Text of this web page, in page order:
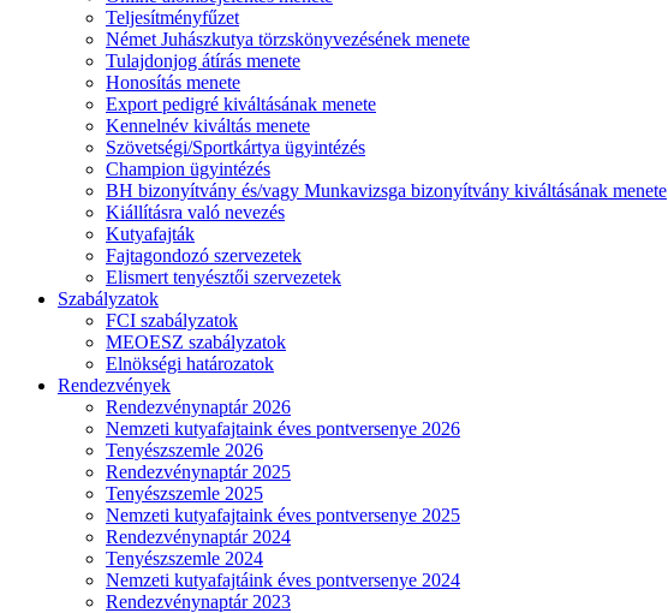
Teljesítményfűzet
Német Juhászkutya törzskönyvezésének menete
Tulajdonjog átírás menete
Honosítás menete
Export pedigré kiváltásának menete
Kennelnév kiváltás menete
Szövetségi/Sportkártya ügyintézés
Champion ügyintézés
BH bizonyítvány és/vagy Munkavizsga bizonyítvány kiváltásának menete
Kiállításra való nevezés
Kutyafajták
Fajtagondozó szervezetek
Elismert tenyésztői szervezetek
Szabályzatok
FCI szabályzatok
MEOESZ szabályzatok
Elnökségi határozatok
Rendezvények
Rendezvénynaptár 2026
Nemzeti kutyafajtaink éves pontversenye 2026
Tenyészszemle 2026
Rendezvénynaptár 2025
Tenyészszemle 2025
Nemzeti kutyafajtaink éves pontversenye 2025
Rendezvénynaptár 2024
Tenyészszemle 2024
Nemzeti kutyafajtáink éves pontversenye 2024
Rendezvénynaptár 2023